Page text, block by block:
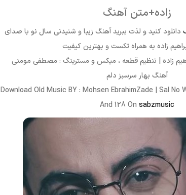
زاده+متن آهنگ
دانلود کنید و لذت ببرید آهنگ زیبا و شنیدنی سال نو با صدای
زاده به همراه تکست و بهترین کیفیت
زاده | تنظیم قطعه ، میکس و مسترینگ : مصطفی مومنی
آهنگ بهار سرسبز دلم
Download Old Music BY : Mohsen EbrahimZade | Sal No
And 128 On sabzmusic